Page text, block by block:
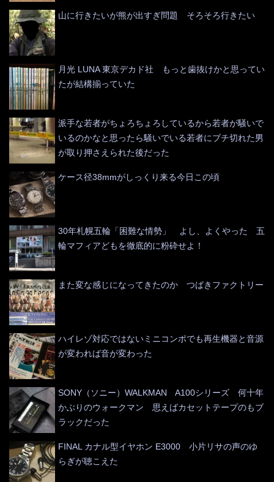
山に行きたいが熊が出すぎ問題 そろそろ行きたい
月光 LUNA 東京デカド社 もっと歯抜けかと思ってい
たが結構揃っていた
派手な若者がちょろちょろしているから若者が騒いで
いるのかなと思ったら騒いでいる若者にブチ切れた男
が取り押さえられた後だった
ケース径38mmがしっくり来る今日この頃
30年札幌五輪「困難な情勢」 よし、よくやった 五
輪マフィアどもを徹底的に粉砕せよ！
また変な感じになってきたのか つばきファクトリー
ハイレゾ対応ではないミニコンポでも再生機器と音源
が変われば音が変わった
SONY（ソニー）WALKMAN A100シリーズ 何十年
かぶりのウォークマン 思えばカセットテープのもブ
ラックだった
FINAL カナル型イヤホン E3000 小片リサの声のゆ
らぎが聴こえた